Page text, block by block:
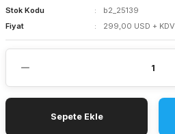
Stok Kodu
b2_25139
Fiyat
299,00 USD + KDV
Sepete Ekle